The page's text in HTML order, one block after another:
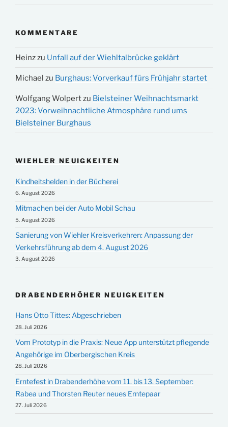
KOMMENTARE
Heinzzu Unfall auf der Wiehltalbrücke geklärt
Michael zu Burghaus: Vorverkauf fürs Frühjahr startet
Wolfgang Wolpertzu Bielsteiner Weihnachtsmarkt
2023: Vorweihnachtliche Atmosphäre rund ums
Bielsteiner Burghaus
WIEHLER NEUIGKEITEN
Kindheitshelden in der Bücherei
6. August 2026
Mitmachen bei der Auto Mobil Schau
5. August 2026
Sanierung von Wiehler Kreisverkehren: Anpassung der
Verkehrsführung ab dem 4. August 2026
3. August 2026
DRABENDERHÖHER NEUIGKEITEN
Hans Otto Tittes: Abgeschrieben
28. Juli 2026
Vom Prototyp in die Praxis: Neue App unterstützt pflegende
Angehörige im Oberbergischen Kreis
28. Juli 2026
Erntefest in Drabenderhöhe vom 11. bis 13. September:
Rabea und Thorsten Reuter neues Erntepaar
27. Juli 2026